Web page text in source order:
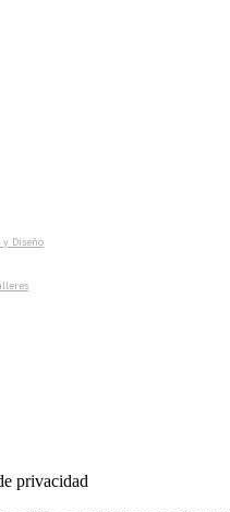
Diseño
privacidad